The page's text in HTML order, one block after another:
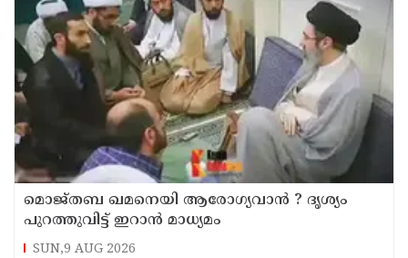
മൊജ്തബ ഖമനെയി ആരോഗ്യവാന്‍ ? ദൃശ്യം
പുറത്തുവിട്ട് ഇറാന്‍ മാധ്യമം
SUN,9 AUG 2026